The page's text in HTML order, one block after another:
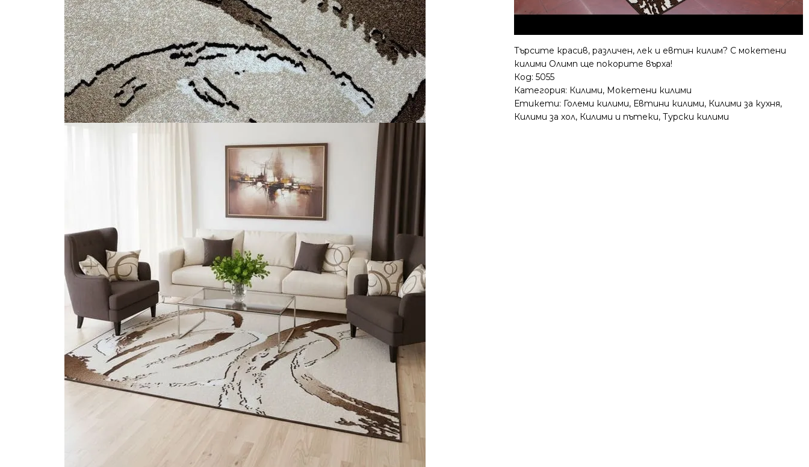
Търсите красив, различен, лек и евтин килим? С мокетени
килими Олимп ще покорите върха!
Код:5055
Категория: Килими, Мокетени килими
Етикети: Големи килими, Евтини килими, Килими за кухня,
Килими за хол, Килими и пътеки,Турски килими